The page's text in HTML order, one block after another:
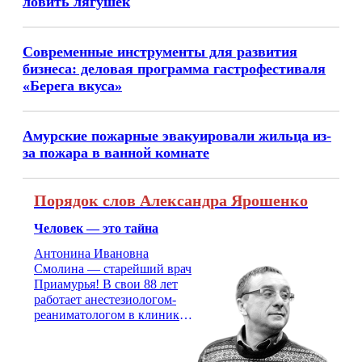
Современные инструменты для развития
бизнеса: деловая программа гастрофестиваля
«Берега вкуса»
Амурские пожарные эвакуировали жильца из-
за пожара в ванной комнате
Порядок слов Александра Ярошенко
Человек — это тайна
Антонина Ивановна
Смолина — старейший врач
Приамурья! В свои 88 лет
работает анестезиологом-
реаниматологом в клинике